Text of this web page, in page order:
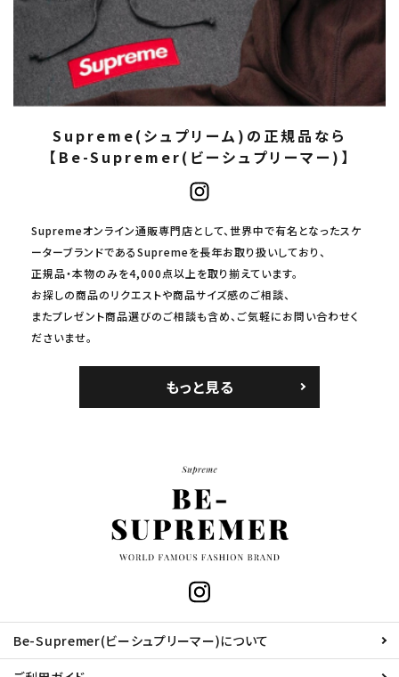
Supreme(シュプリーム)の正規品なら
【Be-Supremer(ビーシュプリーマー)】
Supremeオンライン通販専門店として、世界中で有名となったスケ
ーターブランドであるSupremeを長年お取り扱いしており、
正規品・本物のみを4,000点以上を取り揃えています。
お探しの商品のリクエストや商品サイズ感のご相談、
またプレゼント商品選びのご相談も含め、ご気軽にお問い合わせく
ださいませ。
もっと見る
Be-Supremer(ビーシュプリーマー)について